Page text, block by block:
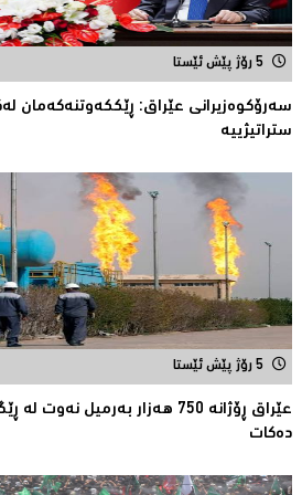
5 رۆژ پێش ئێستا
سەرۆكوەزیرانی عێراق: ڕێككەوتنەکەمان
ستراتیژییە
5 رۆژ پێش ئێستا
عێراق ڕۆژانە 750 هەزار بەرمیل
دەكات